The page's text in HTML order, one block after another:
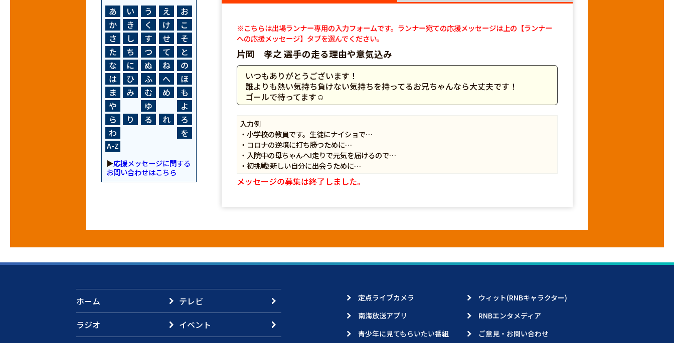
あ い う え
お
か
き く け
こ
さ
し す せ
そ
た
ち つ て
と
な
に ぬ ね
の
は
ひ ふ へ
ほ
ま
み む め
も
や
ゆ
よ
ら
り る れ
ろ
わ
を
A-Z
▶応援メッセージに関する
お問い合わせはこちら
※こちらは出場ランナー専用の入力フォームです。ランナー宛ての応援メッセージは上の【ランナー
への応援メッセージ】タブを選んでください。
片岡 孝之 選手の走る理由や意気込み
いつもありがとうございます！
誰よりも熱い気持ち負けない気持ちを持ってるお兄ちゃんなら大丈夫です！
ゴールで待ってます☺️
入力例
・小学校の教員です。生徒にナイショで…
・コロナの逆境に打ち勝つために…
・入院中の母ちゃんへ!走りで元気を届けるので…
・初挑戦!新しい自分に出会うために…
メッセージの募集は終了しました。
ホーム
テレビ
ラジオ
イベント
定点ライブカメラ
ウィット(RNBキャラクター)
南海放送アプリ
RNBエンタメディア
青少年に見てもらいたい番組
ご意見・お問い合わせ